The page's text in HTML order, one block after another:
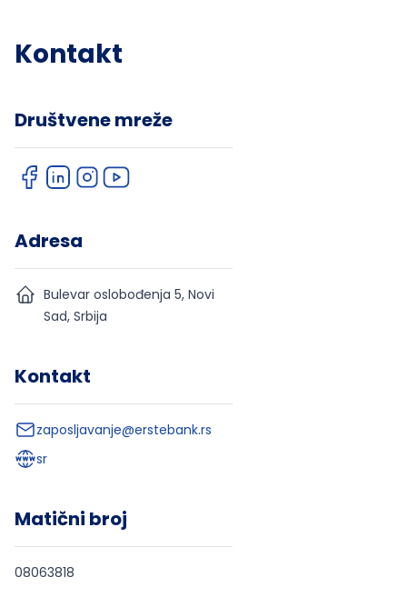
Kontakt
Društvene mreže
Adresa
Bulevar oslobođenja 5, Novi
Sad, Srbija
Kontakt
zaposljavanje@erstebank.rs
sr
Matični broj
08063818